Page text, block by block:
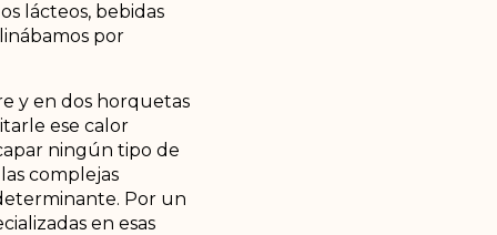
lácteos, bebidas
por
y en dos horquetas
ese calor
ningún tipo de
complejas
Por un
en esas